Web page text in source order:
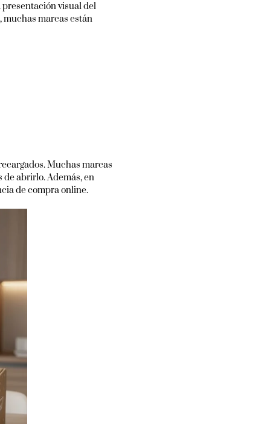
visual del
muchas marcas están
Muchas marcas
abrirlo. Además, en
de compra online.